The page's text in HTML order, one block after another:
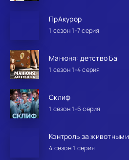
ПрАкурор
1 сезон 1-7 серия
Манюня: детство Ба
1 сезон 1-4 серия
Склиф
1 сезон 1-6 серия
Контроль за животными
4 сезон 1 серия